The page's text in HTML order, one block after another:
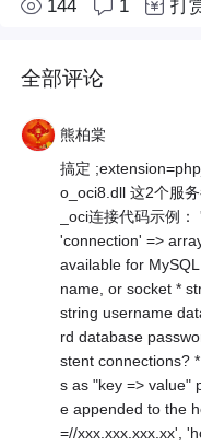
144 1 打
全部评论
熊柏棠
搞定
o_oci8.dll 这2个服
_oci连接代码示例
'connection' =>
available for
name, or socket *
string username
rd database
stent connections?
s as "key => value"
e appended to the
=//xxx.xxx.xxx.xx',